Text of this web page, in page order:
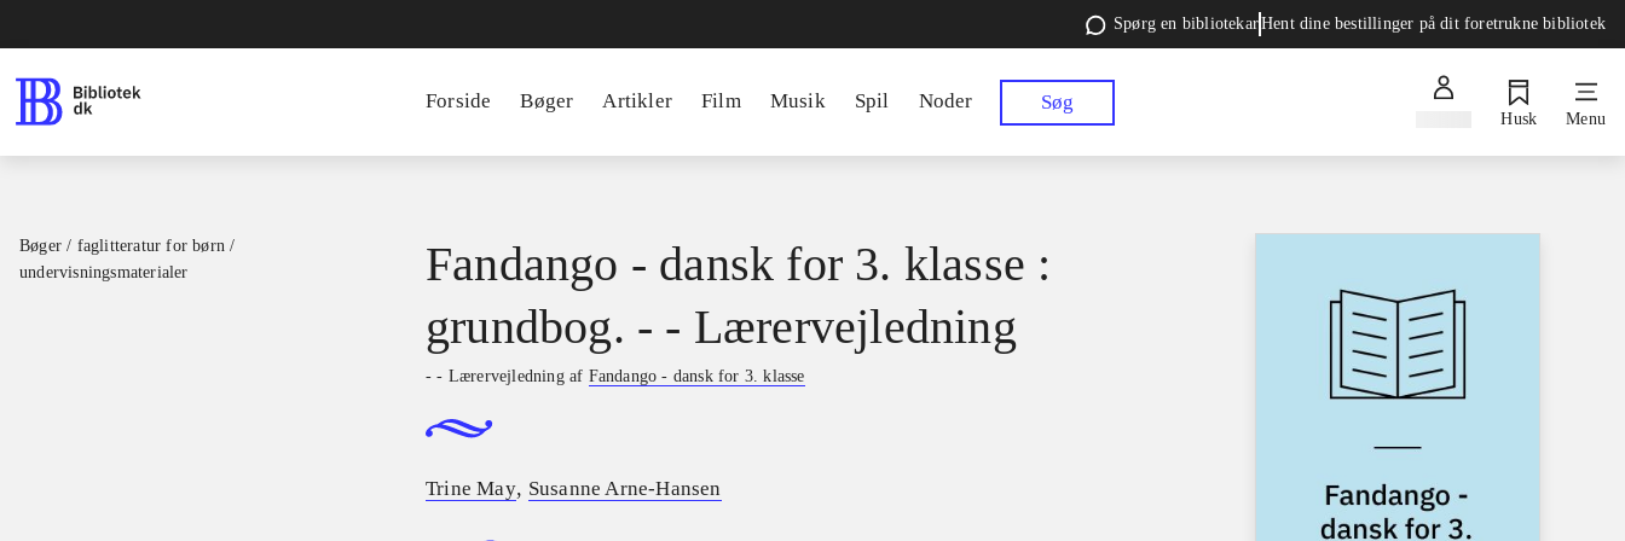
Spørg en bibliotekarHent dine bestillinger på dit foretrukne bibliotek
Forside Bøger Artikler Film Musik Spil Noder Søg
Husk Menu
Bøger / faglitteratur for børn /
undervisningsmaterialer
Fandango - dansk for 3. klasse :
grundbog. - - Lærervejledning
- - Lærervejledning af Fandango - dansk for 3. klasse
Trine May, Susanne Arne-Hansen